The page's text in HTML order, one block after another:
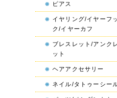
ピアス
イヤリング/イヤーフッ
ク/イヤーカフ
ブレスレット/アンク
ット
ヘアアクセサリー
ネイル/タトゥーシー